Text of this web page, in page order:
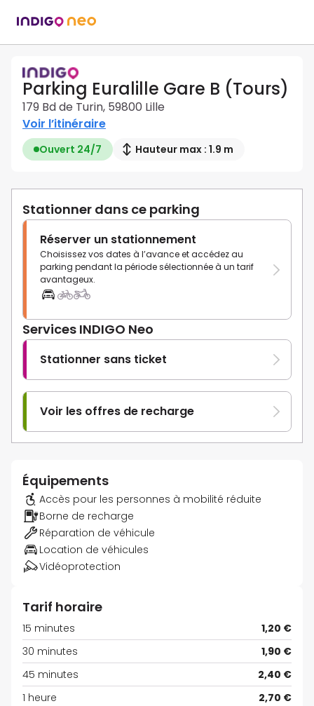
Parking Euralille Gare B (Tours)
179 Bd de Turin, 59800 Lille
Voir l’itinéraire
Ouvert 24/7 Hauteur max : 1.9 m
Stationner dans ce parking
Réserver un stationnement
Choisissez vos dates à l’avance et accédez au
parking pendant la période sélectionnée à un tarif
avantageux.
Services INDIGO Neo
Stationner sans ticket
Voir les offres de recharge
Équipements
Accès pour les personnes à mobilité réduite
Borne de recharge
Réparation de véhicule
Location de véhicules
Vidéoprotection
Tarif horaire
15 minutes
1,20 €
30 minutes
1,90 €
45 minutes
2,40 €
1 heure
2,70 €